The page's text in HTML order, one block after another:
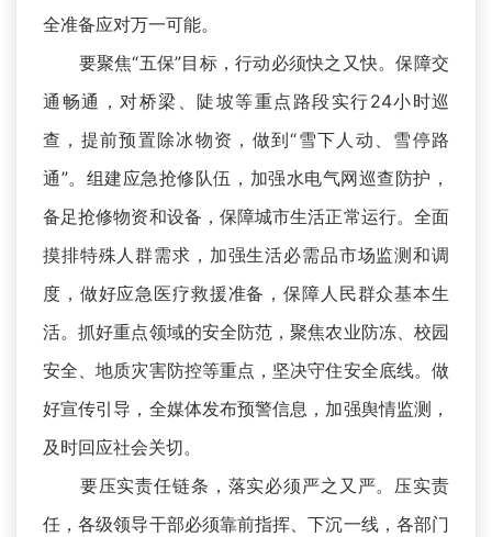
全准备应对万一可能。
要聚焦“五保”目标，行动必须快之又快。保障交
通畅通，对桥梁、陡坡等重点路段实行24小时巡
查，提前预置除冰物资，做到“雪下人动、雪停路
通”。组建应急抢修队伍，加强水电气网巡查防护，
备足抢修物资和设备，保障城市生活正常运行。全面
摸排特殊人群需求，加强生活必需品市场监测和调
度，做好应急医疗救援准备，保障人民群众基本生
活。抓好重点领域的安全防范，聚焦农业防冻、校园
安全、地质灾害防控等重点，坚决守住安全底线。做
好宣传引导，全媒体发布预警信息，加强舆情监测，
及时回应社会关切。
要压实责任链条，落实必须严之又严。压实责
任，各级领导干部必须靠前指挥、下沉一线，各部门